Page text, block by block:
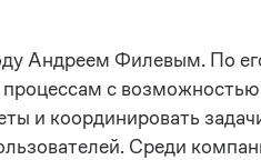
Андреем Филевым. По
с
и координировать
Среди